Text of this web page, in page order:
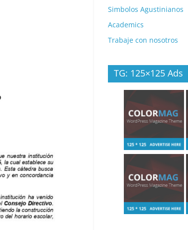
Simbolos Agustinianos
Academics
Trabaje con nosotros
TG: 125×125 Ads